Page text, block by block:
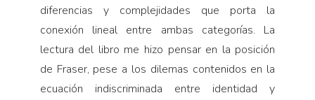
diferencias y complejidades que porta la
conexión lineal entre ambas categorías. La
lectura del libro me hizo pensar en la posición
de Fraser, pese a los dilemas contenidos en la
ecuación indiscriminada entre identidad y